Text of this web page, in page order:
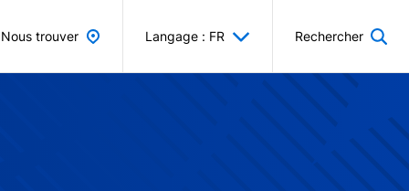
Nous trouver Langage : FR Rechercher